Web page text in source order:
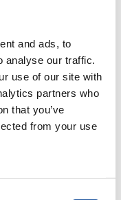
and ads, to
analyse our traffic.
use of our site with
partners who
that you’ve
from your use
informieren, das
Anti-Doping
zugreifen,
sowie auf die